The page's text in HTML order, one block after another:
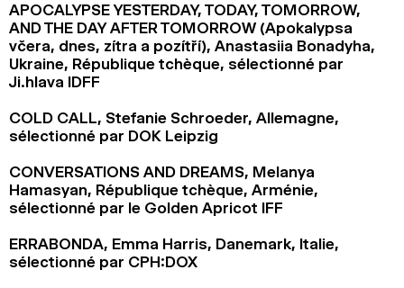
APOCALYPSE YESTERDAY, TODAY, TOMORROW,
AND THE DAY AFTER TOMORROW (Apokalypsa
včera, dnes, zítra a pozítří), Anastasiia Bonadyha,
Ukraine, République tchèque, sélectionné par
Ji.hlava IDFF
COLD CALL, Stefanie Schroeder, Allemagne,
sélectionné par DOK Leipzig
CONVERSATIONS AND DREAMS, Melanya
Hamasyan, République tchèque, Arménie,
sélectionné par le Golden Apricot IFF
ERRABONDA, Emma Harris, Danemark, Italie,
sélectionné par CPH:DOX